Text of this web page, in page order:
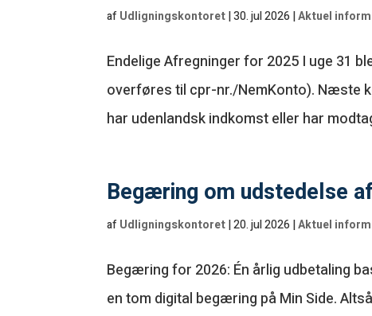
afUdligningskontoret|30. jul 2026|Aktuel
Endelige Afregninger for 2025 I uge 31
overføres til cpr-nr./NemKonto). Næste
har udenlandsk indkomst eller har
Begæring om udstedelse
afUdligningskontoret|20. jul 2026|Aktuel
Begæring for 2026: Én årlig udbetaling
en tom digital begæring på Min Side.